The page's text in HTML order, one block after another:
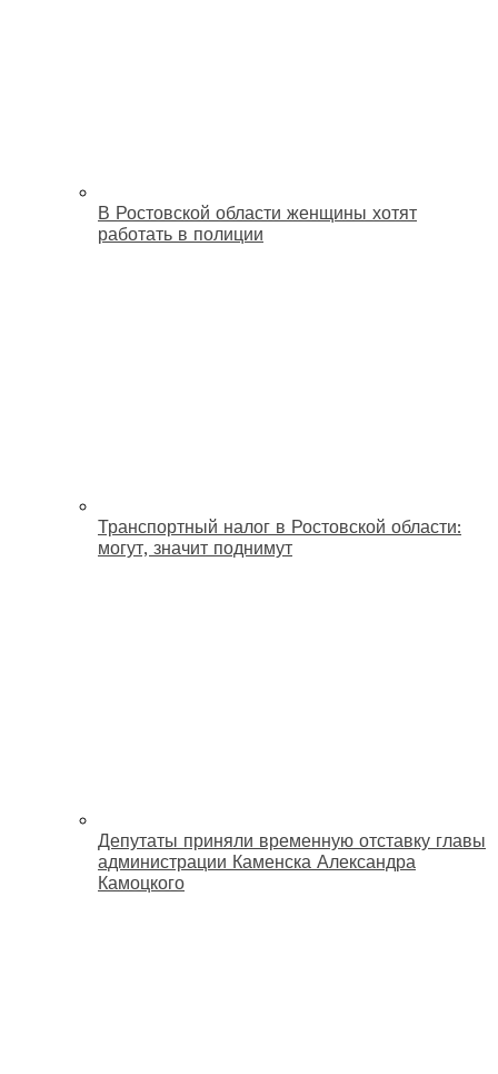
В Ростовской области женщины хотят
работать в полиции
Транспортный налог в Ростовской области:
могут, значит поднимут
Депутаты приняли временную отставку главы
администрации Каменска Александра
Камоцкого